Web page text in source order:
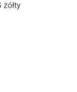
żółty